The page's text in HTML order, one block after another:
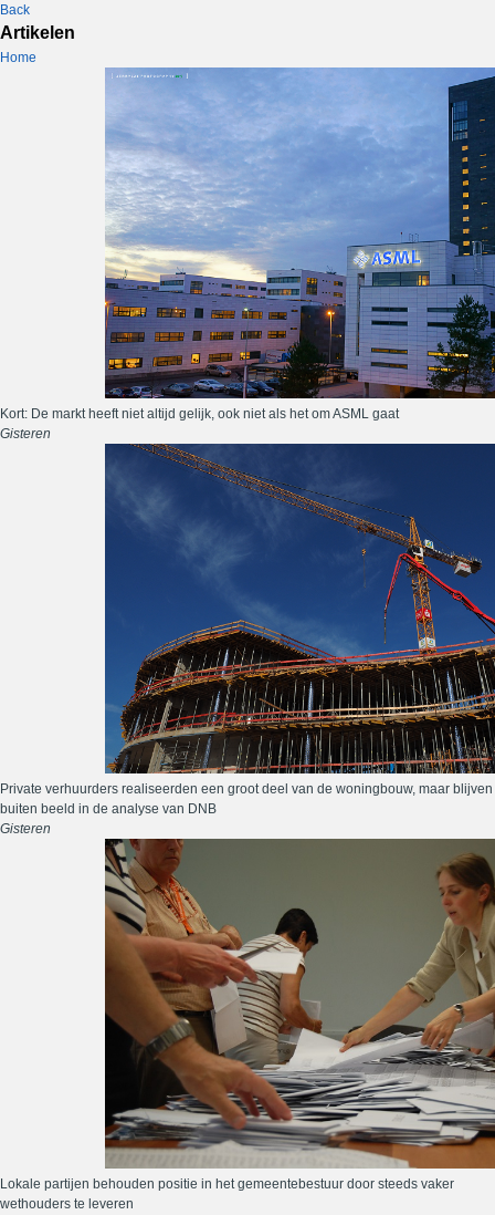
Back
Artikelen
Home
Kort: De markt heeft niet altijd gelijk, ook niet als het om ASML gaat
Gisteren
Private verhuurders realiseerden een groot deel van de woningbouw, maar blijven
buiten beeld in de analyse van DNB
Gisteren
Lokale partijen behouden positie in het gemeentebestuur door steeds vaker
wethouders te leveren